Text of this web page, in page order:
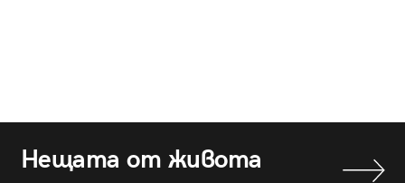
Нещата от живота